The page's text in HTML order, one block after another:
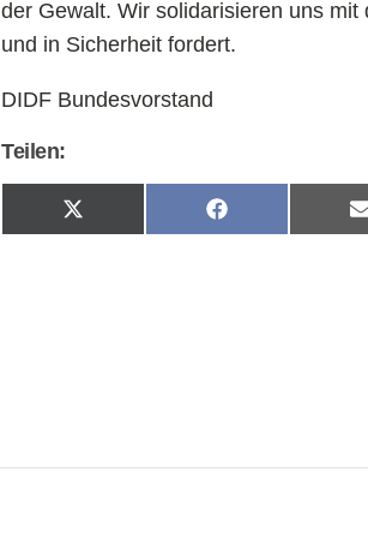
der Gewalt. Wir solidarisieren uns
und in Sicherheit fordert.
DIDF Bundesvorstand
Teilen:
Share
on
Share
on